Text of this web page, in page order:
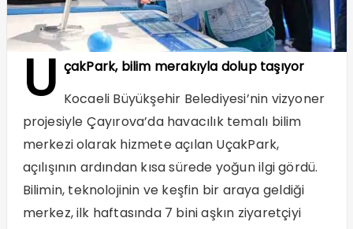
U çakPark, bilim merakıyla dolup taşıyor
Kocaeli Büyükşehir Belediyesi’nin vizyoner
projesiyle Çayırova’da havacılık temalı bilim
merkezi olarak hizmete açılan UçakPark,
açılışının ardından kısa sürede yoğun ilgi gördü.
Bilimin, teknolojinin ve keşfin bir araya geldiği
merkez, ilk haftasında 7 bini aşkın ziyaretçiyi